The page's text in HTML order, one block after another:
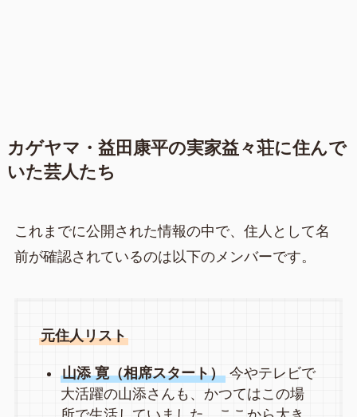
カゲヤマ・益田康平の実家益々荘に住んで
いた芸人たち
これまでに公開された情報の中で、住人として名
前が確認されているのは以下のメンバーです。
元住人リスト
山添 寛（相席スタート）今やテレビで
大活躍の山添さんも、かつてはこの場